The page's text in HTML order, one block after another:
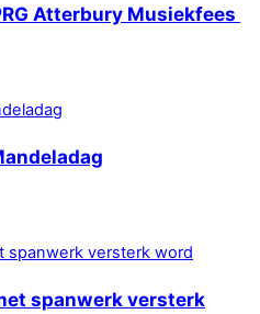
Atterbury Musiekfees
spanwerk versterk